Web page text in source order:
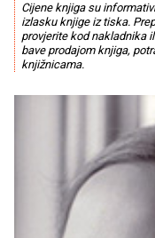
Cijene knjiga su
izlasku knjige iz tiska.
provjerite kod nakladnika
bave prodajom knjiga,
knjižnicama.